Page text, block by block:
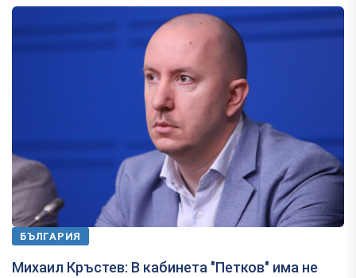
БЪЛГАРИЯ
Михаил Кръстев: В кабинета "Петков" има не